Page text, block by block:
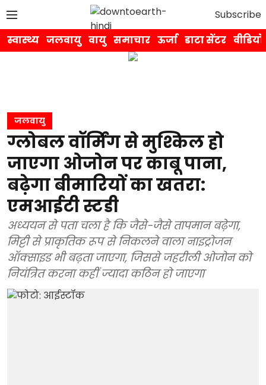
Subscribe
स्वास्थ्य जलवायु वायु समाचार ऊर्जा डाटा सेंटर वीडियो
जलवायु
ग्लोबल वॉर्मिंग से मुश्किल हो
जाएगा ओजोन पर काबू पाना,
बढ़ेगा बीमारियों का खतरा:
एमआईटी स्टडी
अध्ययन से पता चला है कि जैसे-जैसे तापमान बढ़ेगा,
मिट्टी से प्राकृतिक रूप से निकलने वाला नाइट्रोजन
ऑक्साइड भी बढ़ता जाएगा, जिससे जहरीली ओजोन को
नियंत्रित करना कहीं ज्यादा कठिन हो जाएगा